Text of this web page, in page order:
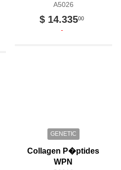
A5026
$ 14.33500
GENETIC
Collagen P�ptides
WPN